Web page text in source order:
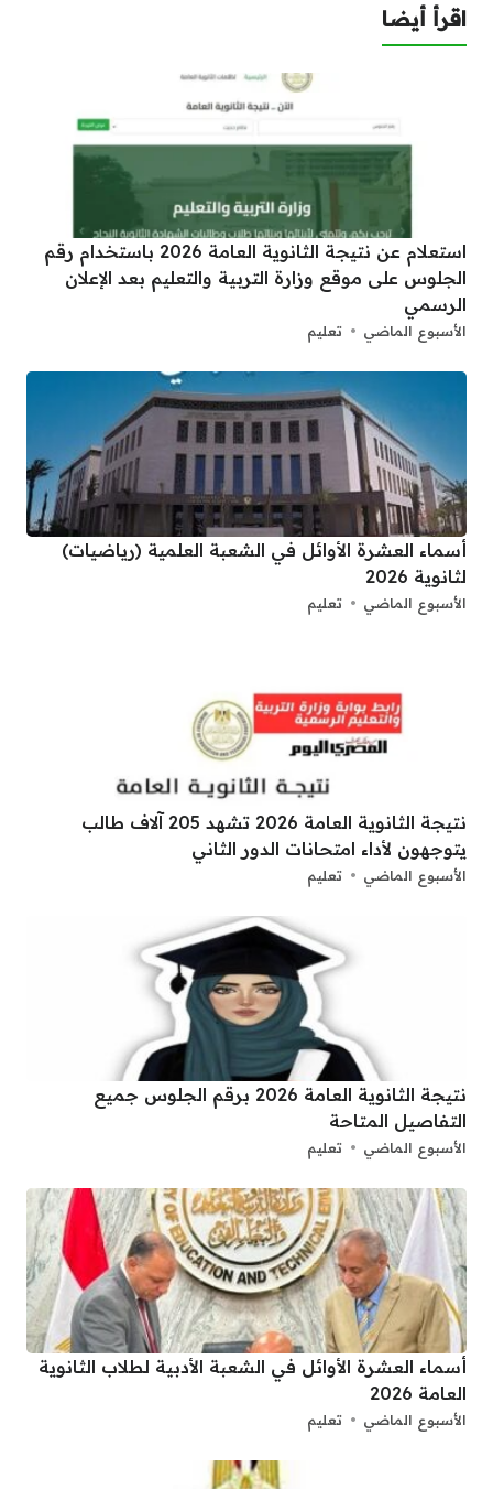
اقرأ أيضا
استعلام عن نتيجة الثانوية العامة 2026 باستخدام رقم
الجلوس على موقع وزارة التربية والتعليم بعد الإعلان
الرسمي
الأسبوع الماضي تعليم
أسماء العشرة الأوائل في الشعبة العلمية (رياضيات)
لثانوية 2026
الأسبوع الماضي تعليم
نتيجة الثانوية العامة 2026 تشهد 205 آلاف طالب
يتوجهون لأداء امتحانات الدور الثاني
الأسبوع الماضي تعليم
نتيجة الثانوية العامة 2026 برقم الجلوس جميع
التفاصيل المتاحة
الأسبوع الماضي تعليم
أسماء العشرة الأوائل في الشعبة الأدبية لطلاب الثانوية
العامة 2026
الأسبوع الماضي تعليم